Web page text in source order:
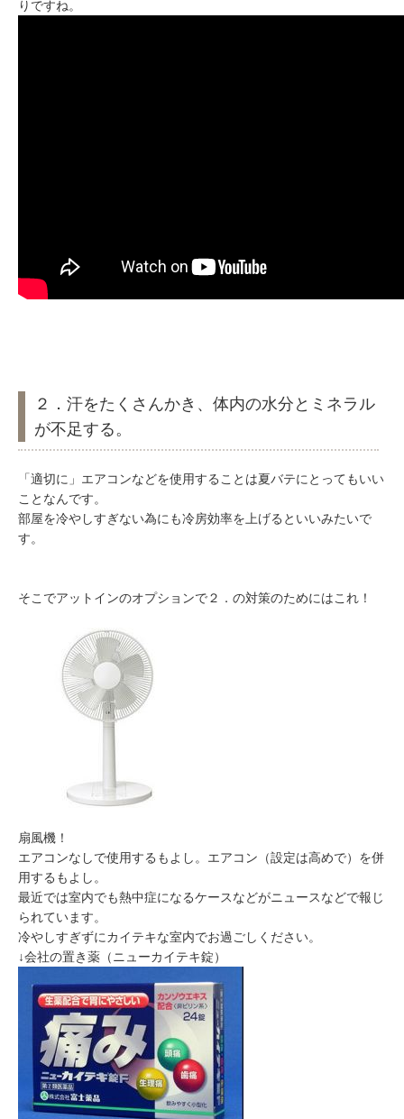
りですね。
２．汗をたくさんかき、体内の水分とミネラル
が不足する。
「適切に」エアコンなどを使用することは夏バテにとってもいい
ことなんです。
部屋を冷やしすぎない為にも冷房効率を上げるといいみたいで
す。
そこでアットインのオプションで２．の対策のためにはこれ！
扇風機！
エアコンなしで使用するもよし。エアコン（設定は高めで）を併
用するもよし。
最近では室内でも熱中症になるケースなどがニュースなどで報じ
られています。
冷やしすぎずにカイテキな室内でお過ごしください。
↓会社の置き薬（ニューカイテキ錠）